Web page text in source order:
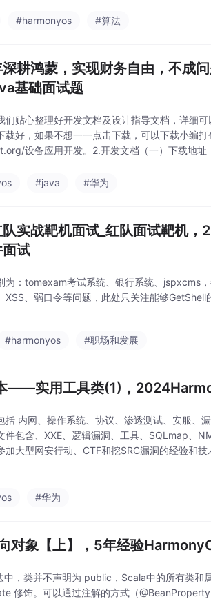
#harmonyos #算法
深耕鸿蒙，实现财务自由，不成
基础面试题
们贴心整理好开发文档及设计指导文档，详细
载好，如果不想一一点击下载，可以下载小编
设备应用开发。2.开发文档（一）下载地
#java #华为
队实战靶机面试_红队面试靶机
试
为：tomexam考试系统、银行系统、jspxcms
XSS、弱口令等问题，此处只关注能够GetShell
#harmonyos #职场和发展
——实用工具类(1)，
括 内网、操作系统、协议、渗透测试、安服、
件包含、XXE、逻辑漏洞、工具、SQLmap、
加大型网安行动、CTF和挖SRC漏洞的经验和
#华为
对象【上】，5年经验
中，类并不声明为 public，Scala中的所有类和
修饰。可以通过注解的方式（